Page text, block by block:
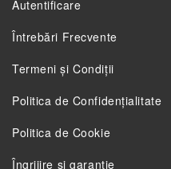
Autentificare
Întrebări Frecvente
Termeni și Condiții
Politica de Confidenţialitate
Politica de Cookie
Îngrijire și garanție